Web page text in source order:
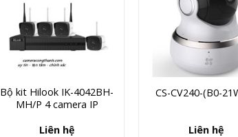
Bộ kit Hilook IK-4042BH-
MH/P 4 camera IP
Liên hệ
CS-CV240-(B0-
Liên hệ